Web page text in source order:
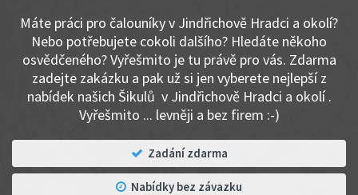
Máte práci pro čalouníky v Jindřichově Hradci a okolí?
Nebo potřebujete cokoli dalšího? Hledáte někoho
osvědčeného? Vyřešmito je tu právě pro vás. Zdarma
zadejte zakázku a pak už si jen vyberete nejlepší z
nabídek našich Šikulů v Jindřichově Hradci a okolí .
Vyřešmito ... levněji a bez firem :-)
Zadání zdarma
Nabídky bez závazku